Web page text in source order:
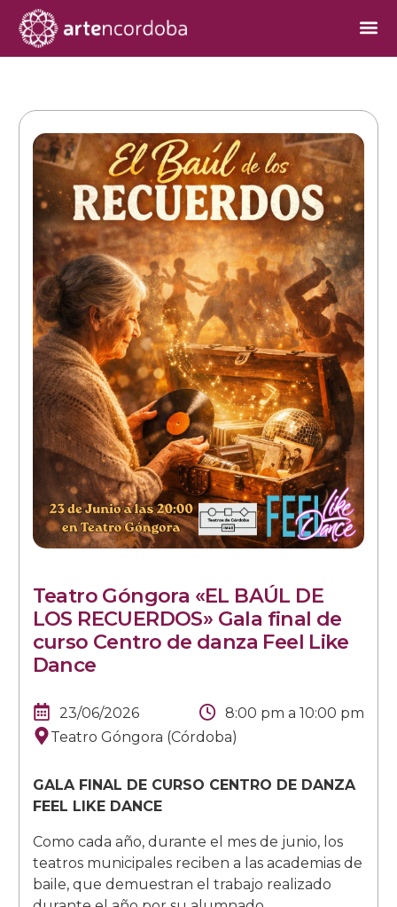
Teatro Góngora «EL BAÚL DE
LOS RECUERDOS» Gala final de
curso Centro de danza Feel Like
Dance
23/06/2026 8:00 pm a 10:00 pm
Teatro Góngora (Córdoba)
GALA FINAL DE CURSO CENTRO DE DANZA
FEEL LIKE DANCE
Como cada año, durante el mes de junio, los
teatros municipales reciben a las academias de
baile, que demuestran el trabajo realizado